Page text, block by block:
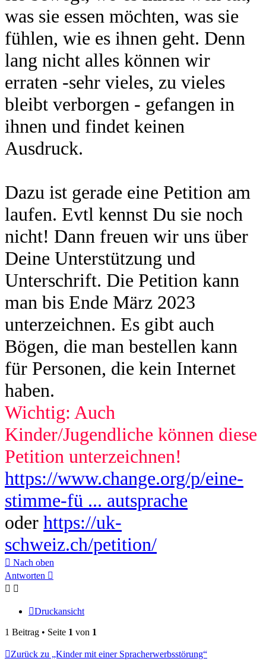
was sie essen möchten, was sie
fühlen, wie es ihnen geht. Denn
lang nicht alles können wir
erraten -sehr vieles, zu vieles
bleibt verborgen - gefangen in
ihnen und findet keinen
Ausdruck.
Dazu ist gerade eine Petition am
laufen. Evtl kennst Du sie noch
nicht! Dann freuen wir uns über
Deine Unterstützung und
Unterschrift. Die Petition kann
man bis Ende März 2023
unterzeichnen. Es gibt auch
Bögen, die man bestellen kann
für Personen, die kein Internet
haben.
Wichtig: Auch
Kinder/Jugendliche können diese
Petition unterzeichnen!
https://www.change.org/p/eine-
stimme-fü ... autsprache
oder https://uk-
schweiz.ch/petition/
Nach oben
Antworten
Druckansicht
1 Beitrag • Seite 1 von 1
Zurück zu „Kinder mit einer Spracherwerbsstörung“